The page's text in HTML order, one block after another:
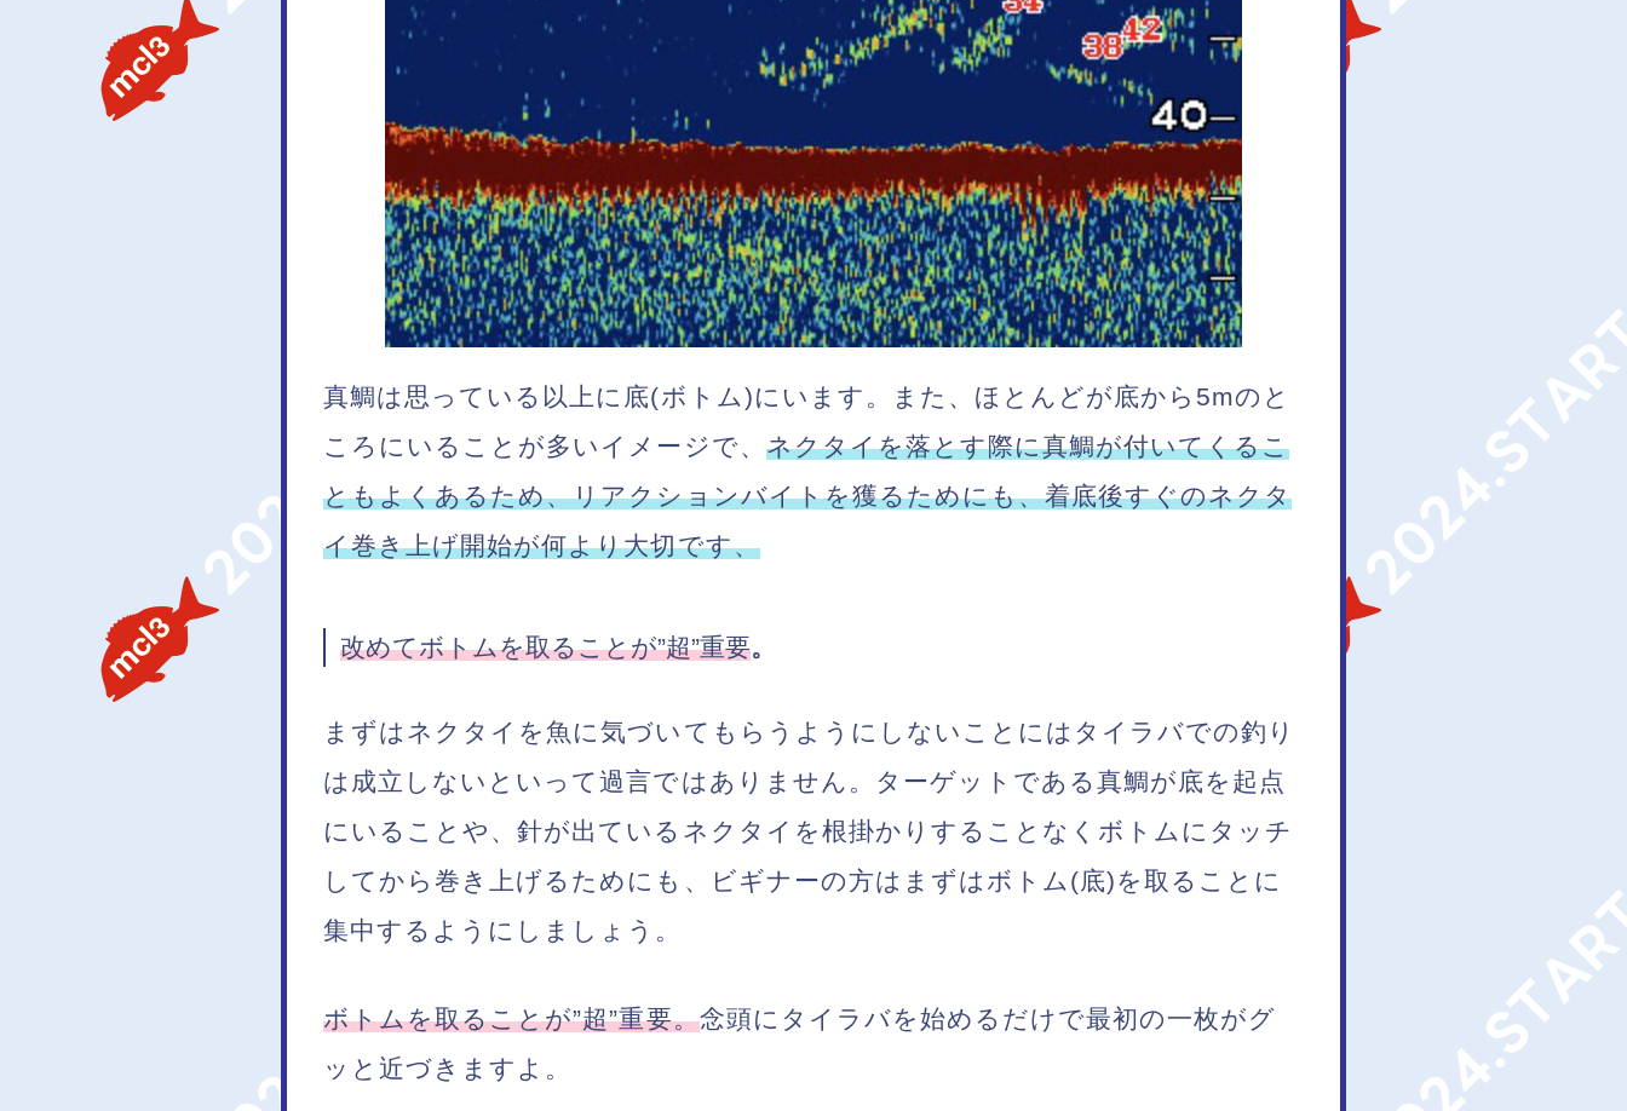
真鯛は思っている以上に底(ボトム)にいます。また、ほとんどが底から5mのと
ころにいることが多いイメージで、 ネクタイを落とす際に真鯛が付いてくるこ
ともよくあるため、リアクションバイトを獲るためにも、着底後すぐのネクタ
イ巻き上げ開始が何より大切です、
改めてボトムを取ることが”超”重要。
まずはネクタイを魚に気づいてもらうようにしないことにはタイラバでの釣り
は成立しないといって過言ではありません。ターゲットである真鯛が底を起点
にいることや、針が出ているネクタイを根掛かりすることなくボトムにタッチ
してから巻き上げるためにも、ビギナーの方はまずはボトム(底)を取ることに
集中するようにしましょう。
ボトムを取ることが”超”重要。念頭にタイラバを始めるだけで最初の一枚がグ
ッと近づきますよ。